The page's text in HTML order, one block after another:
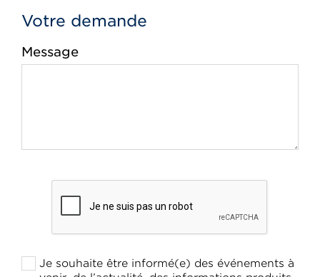
Votre demande
Message
Je souhaite être informé(e) des événements à